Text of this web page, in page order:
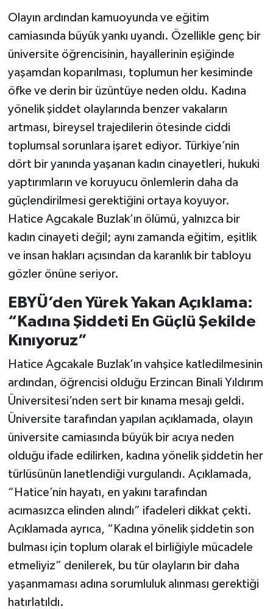
Olayın ardından kamuoyunda ve eğitim
camiasında büyük yankı uyandı. Özellikle genç bir
üniversite öğrencisinin, hayallerinin eşiğinde
yaşamdan koparılması, toplumun her kesiminde
öfke ve derin bir üzüntüye neden oldu. Kadına
yönelik şiddet olaylarında benzer vakaların
artması, bireysel trajedilerin ötesinde ciddi
toplumsal sorunlara işaret ediyor. Türkiye’nin
dört bir yanında yaşanan kadın cinayetleri, hukuki
yaptırımların ve koruyucu önlemlerin daha da
güçlendirilmesi gerektiğini ortaya koyuyor.
Hatice Agcakale Buzlak’ın ölümü, yalnızca bir
kadın cinayeti değil; aynı zamanda eğitim, eşitlik
ve insan hakları açısından da karanlık bir tabloyu
gözler önüne seriyor.
EBYÜ’den Yürek Yakan Açıklama:
“Kadına Şiddeti En Güçlü Şekilde
Kınıyoruz”
Hatice Agcakale Buzlak’ın vahşice katledilmesinin
ardından, öğrencisi olduğu Erzincan Binali Yıldırım
Üniversitesi’nden sert bir kınama mesajı geldi.
Üniversite tarafından yapılan açıklamada, olayın
üniversite camiasında büyük bir acıya neden
olduğu ifade edilirken, kadına yönelik şiddetin her
türlüsünün lanetlendiği vurgulandı. Açıklamada,
“Hatice’nin hayatı, en yakını tarafından
acımasızca elinden alındı” ifadeleri dikkat çekti.
Açıklamada ayrıca, “Kadına yönelik şiddetin son
bulması için toplum olarak el birliğiyle mücadele
etmeliyiz” denilerek, bu tür olayların bir daha
yaşanmaması adına sorumluluk alınması gerektiği
hatırlatıldı.